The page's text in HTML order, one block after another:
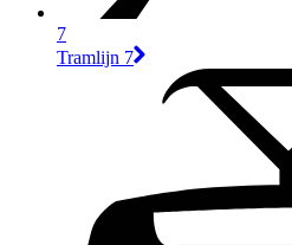
7
Tramlijn 7